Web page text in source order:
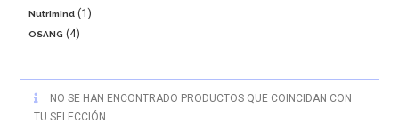
Nutrimind 1
OSANG 4
NO SE HAN ENCONTRADO PRODUCTOS QUE COINCIDAN CON
TU SELECCIÓN.